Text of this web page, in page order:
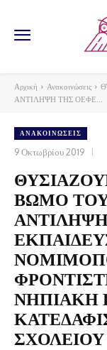
Αρχική Ανακοινώσεις
ΑΝΤΙΛΗΨΗ ΤΗΣ ΟΕΦΕ...
ΑΝΑΚΟΙΝΏΣΕΙΣ
9 Οκτωβρίου 2019
ΒΩΜΟ
ΝΗΠΙΑΚΗ
ΣΧΟΛΕΙΟΥ